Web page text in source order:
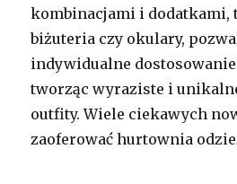
kombinacjami i dodatkami,
biżuteria czy okulary,
indywidualne
tworząc wyraziste i
outfity. Wiele ciekawych
zaoferować hurtownia